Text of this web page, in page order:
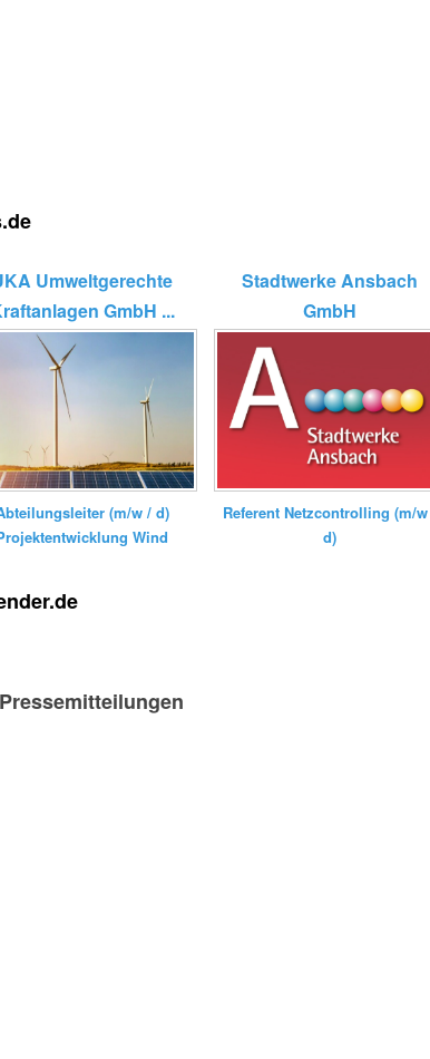
Umweltgerechte
GmbH ...
(m/w / d)
Wind
Stadtwerke Ansbach
GmbH
Referent Netzcontrolling (m/
d)